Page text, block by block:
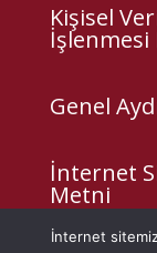
Kişisel
İşlenmesi
Genel
İnternet
Metni
İnternet